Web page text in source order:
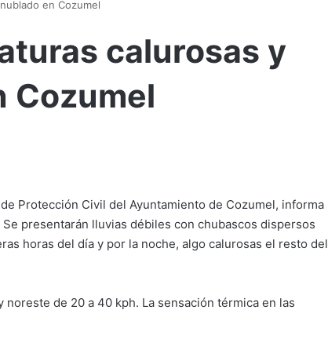
en Cozumel
calurosas y
Cozumel
Protección Civil del Ayuntamiento de Cozumel, informa
presentarán lluvias débiles con chubascos dispersos
horas del día y por la noche, algo calurosas el resto del
noreste de 20 a 40 kph. La sensación térmica en las